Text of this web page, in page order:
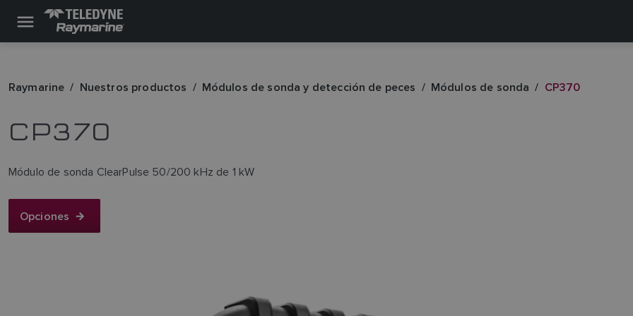
Raymarine Nuestros productos Módulos de sonda y detección de peces Módulos de sonda CP370
CP370
Módulo de sonda ClearPulse 50/200 kHz de 1 kW
Opciones